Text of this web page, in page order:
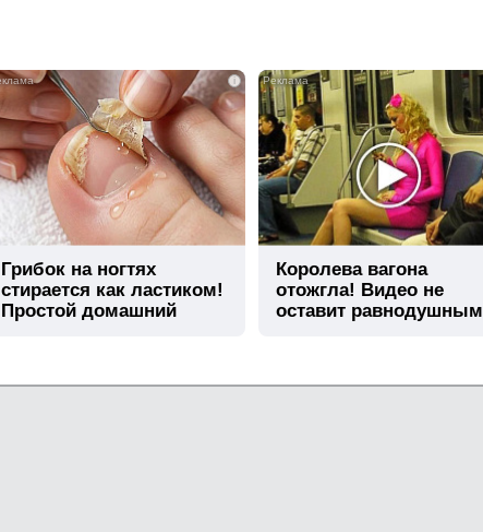
i
Грибок на ногтях
стирается как ластиком!
Простой домашний
Королева вагона
отожгла! Видео не
оставит равнодушным